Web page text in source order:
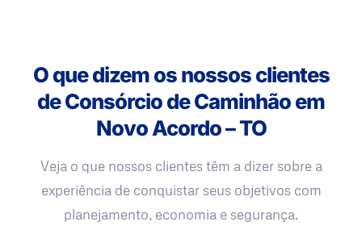
O que dizem os nossos clientes
de Consórcio de Caminhão em
Novo Acordo – TO
Veja o que nossos clientes têm a dizer sobre a
experiência de conquistar seus objetivos com
planejamento, economia e segurança.